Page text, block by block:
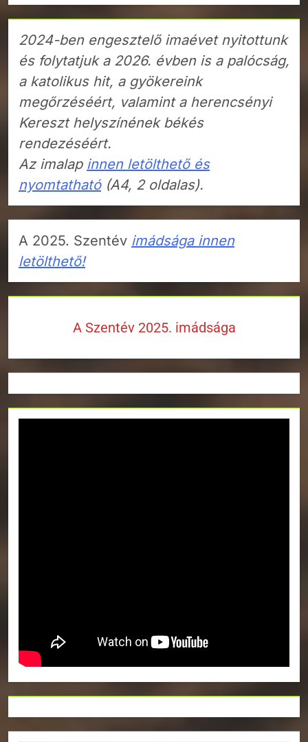
2024-ben engesztelő imaévet nyitottunk
és folytatjuk a 2026. évben is a palócság,
a katolikus hit, a gyökereink
megőrzéséért, valamint a herencsényi
Kereszt helyszínének békés
rendezéséért.
Az imalap innen letölthető és
nyomtatható(A4, 2 oldalas).
A 2025. Szentév imádsága innen
letölthető!
A Szentév 2025. imádsága